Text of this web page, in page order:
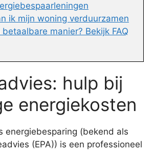
ik mijn woning verduurzamen
betaalbare manier? Bekijk FAQ
hulp bij
energiekosten
energiebesparing (bekend als
(EPA)) is een professioneel